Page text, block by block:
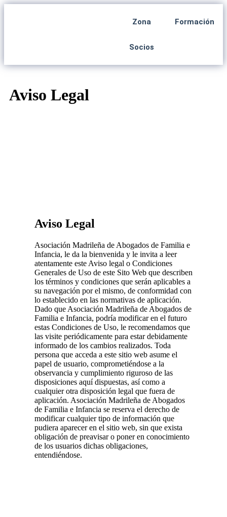
Zona
Socios
Formación
Aviso Legal
Aviso Legal
Asociación Madrileña de Abogados de Familia e
Infancia, le da la bienvenida y le invita a leer
atentamente este Aviso legal o Condiciones
Generales de Uso de este Sito Web que describen
los términos y condiciones que serán aplicables a
su navegación por el mismo, de conformidad con
lo establecido en las normativas de aplicación.
Dado que Asociación Madrileña de Abogados de
Familia e Infancia, podría modificar en el futuro
estas Condiciones de Uso, le recomendamos que
las visite periódicamente para estar debidamente
informado de los cambios realizados. Toda
persona que acceda a este sitio web asume el
papel de usuario, comprometiéndose a la
observancia y cumplimiento riguroso de las
disposiciones aquí dispuestas, así como a
cualquier otra disposición legal que fuera de
aplicación. Asociación Madrileña de Abogados
de Familia e Infancia se reserva el derecho de
modificar cualquier tipo de información que
pudiera aparecer en el sitio web, sin que exista
obligación de preavisar o poner en conocimiento
de los usuarios dichas obligaciones,
entendiéndose.